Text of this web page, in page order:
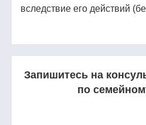
вследствие его действий
Запишитесь на
по